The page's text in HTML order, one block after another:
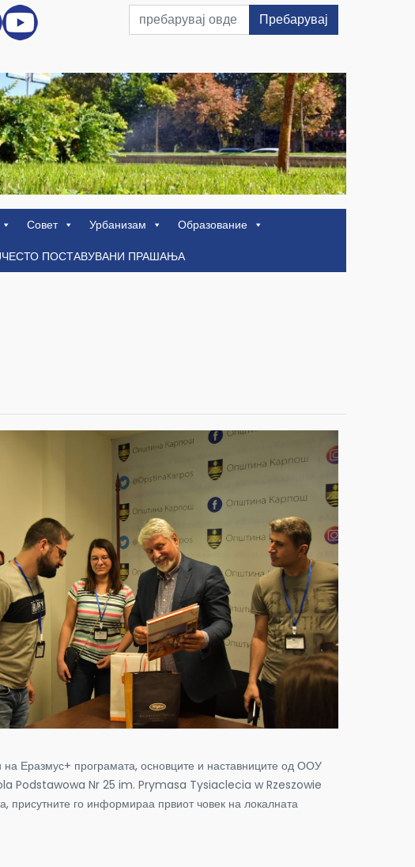
Пребарувај
Совет Урбанизам
Образование
ПОСТАВУВАНИ ПРАШАЊА
Еразмус+ програмата, основците и наставниците од ООУ
Podstawowa Nr 25 im. Prymasa Tysiaclecia w Rzeszowie
присутните го информираа првиот човек на локалната